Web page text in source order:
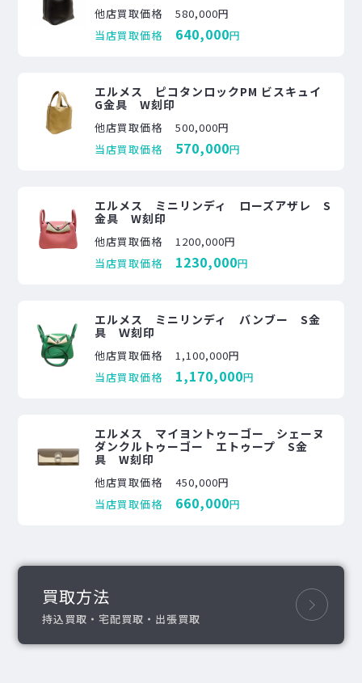
他店買取価格
580,000円
当店買取価格
640,000円
エルメス ピコタンロックPM ビスキュイ
G金具 W刻印
他店買取価格
500,000円
当店買取価格
570,000円
エルメス ミニリンディ ローズアザレ S
金具 W刻印
他店買取価格
1200,000円
当店買取価格
1230,000円
エルメス ミニリンディ バンブー S金
具 Ｗ刻印
他店買取価格
1,100,000円
当店買取価格
1,170,000円
エルメス マイヨントゥーゴー シェーヌ
ダンクルトゥーゴー エトゥープ S金
具 W刻印
他店買取価格
450,000円
当店買取価格
660,000円
買取方法
持込買取・宅配買取・出張買取